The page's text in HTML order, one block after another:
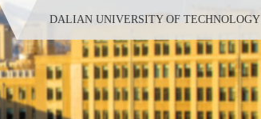
DALIAN UNIVERSITY OF TECHNOLOGY